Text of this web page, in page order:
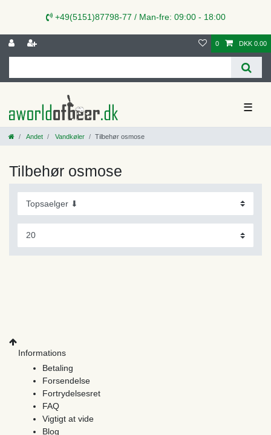
+49(5151)87798-77 / Man-fre: 09:00 - 18:00
0 DKK 0.00
☰
Andet Vandkøler Tilbehør osmose
Tilbehør osmose
Informations
Betaling
Forsendelse
Fortrydelsesret
FAQ
Vigtigt at vide
Blog